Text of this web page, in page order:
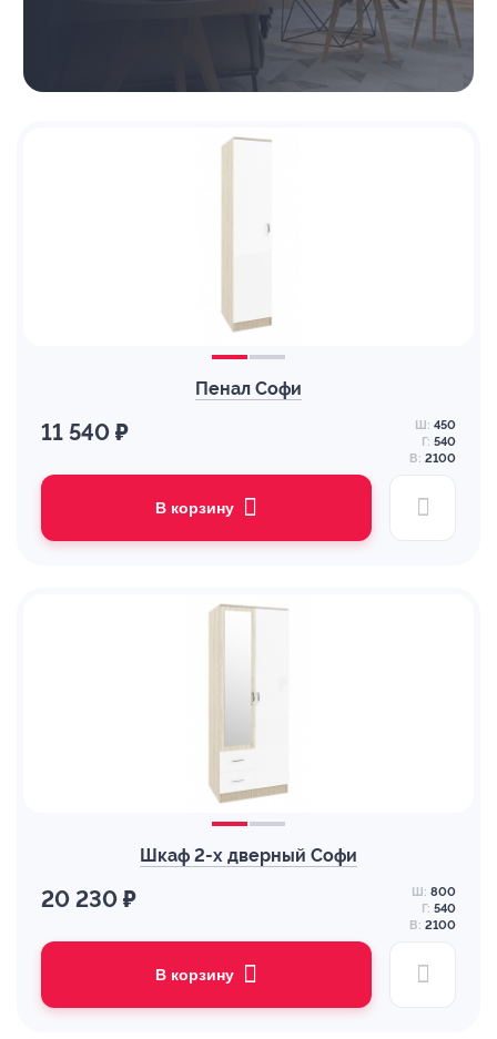
Пенал Софи
11 540 ₽ Ш: 450
Г: 540
В: 2100
В корзину
Шкаф 2-х дверный Софи
20 230 ₽ Ш: 800
Г: 540
В: 2100
В корзину